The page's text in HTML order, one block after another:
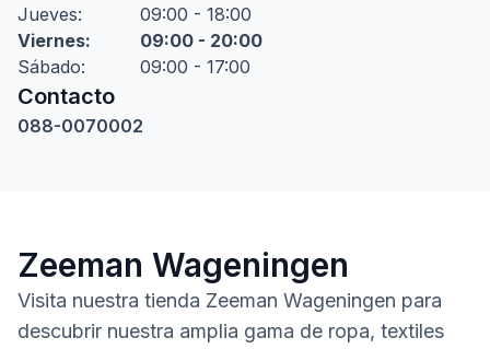
Jueves:
09:00 - 18:00
Viernes:
09:00 - 20:00
Sábado: 09:00 - 17:00
Contacto
088-0070002
Zeeman Wageningen
Visita nuestra tienda Zeeman Wageningen para
descubrir nuestra amplia gama de ropa, textiles